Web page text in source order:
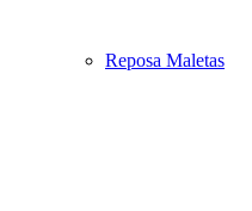
Reposa Maletas